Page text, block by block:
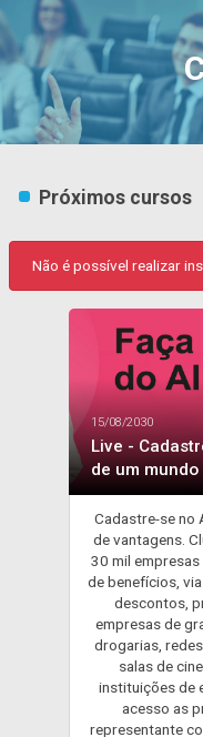
Próximos cursos
Não é possível realizar
15/08/2030
Live -
de um
Cadastre-se no
de vantagens.
30 mil
de benefícios,
descontos,
empresas de
drogarias,
salas de
instituições de
acesso as
representante